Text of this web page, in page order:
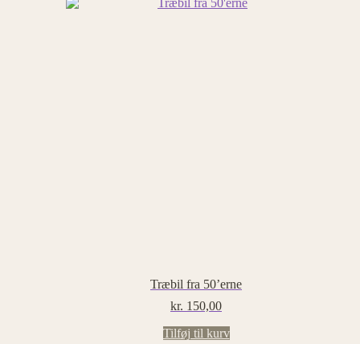
Træbil fra 50’erne
kr. 150,00
Tilføj til kurv